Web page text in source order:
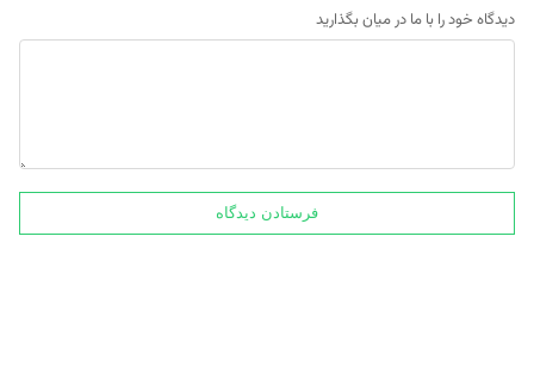
دیدگاه خود را با ما در میان بگذارید